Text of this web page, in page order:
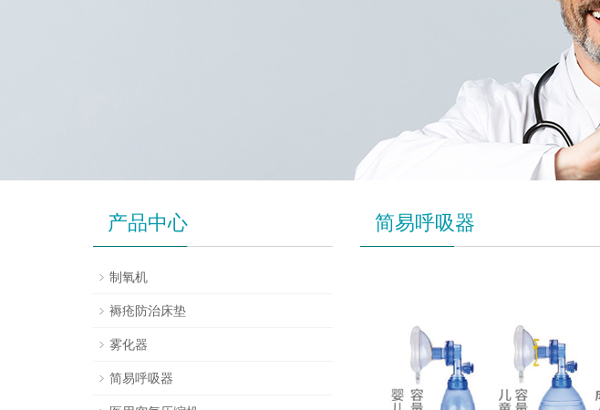
简易呼吸器
产品中心
制氧机
褥疮防治床垫
雾化器
简易呼吸器